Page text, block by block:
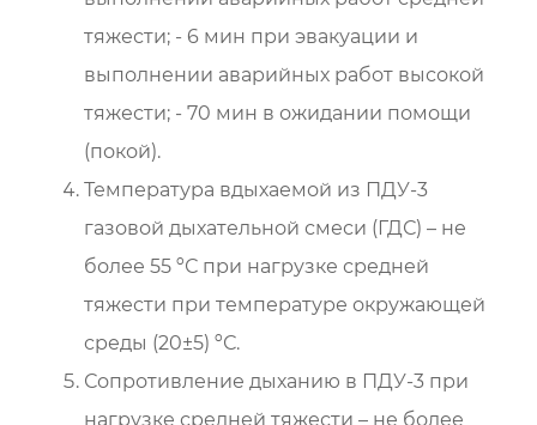
тяжести; - 6 мин при эвакуации и
выполнении аварийных работ высокой
тяжести; - 70 мин в ожидании помощи
(покой).
Температура вдыхаемой из ПДУ-3
газовой дыхательной смеси (ГДС) – не
более 55 ºС при нагрузке средней
тяжести при температуре окружающей
среды (20±5) ºС.
Сопротивление дыханию в ПДУ-3 при
нагрузке средней тяжести – не более